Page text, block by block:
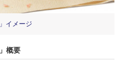
イメージ
概要